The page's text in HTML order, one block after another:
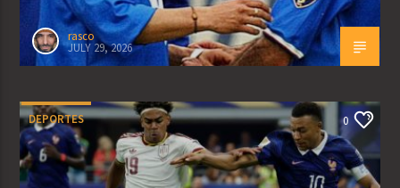
rasco
JULY 29, 2026
DEPORTES 0